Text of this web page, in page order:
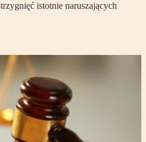
istotnie naruszających